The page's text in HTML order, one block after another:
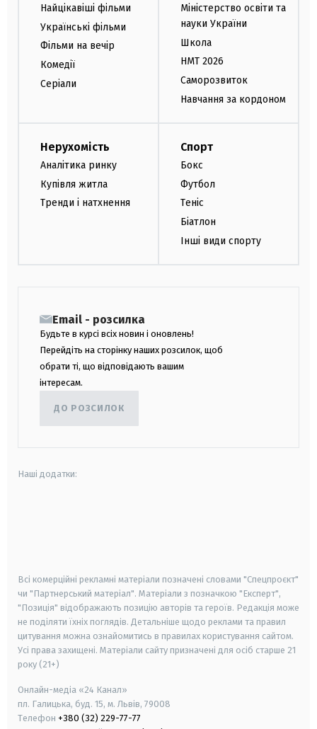
Найцікавіші фільми
Українські фільми
Фільми на вечір
Комедії
Серіали
Міністерство освіти та
науки України
Школа
НМТ 2026
Саморозвиток
Навчання за кордоном
Нерухомість
Аналітика ринку
Купівля житла
Тренди і натхнення
Спорт
Бокс
Футбол
Теніс
Біатлон
Інші види спорту
Email - розсилка
Будьте в курсі всіх новин і оновлень!
Перейдіть на сторінку наших розсилок, щоб
обрати ті, що відповідають вашим
інтересам.
ДО РОЗСИЛОК
Наші додатки:
Всі комерційні рекламні матеріали позначені словами "Спецпроєкт"
чи "Партнерський матеріал". Матеріали з позначкою "Експерт",
"Позиція" відображають позицію авторів та героїв. Редакція може
не поділяти їхніх поглядів. Детальніше щодо реклами та правил
цитування можна ознайомитись в правилах користування сайтом.
Усі права захищені. Матеріали сайту призначені для осіб старше 21
року (21+)
Онлайн-медіа «24 Канал»
пл. Галицька, буд. 15, м. Львів, 79008
Телефон +380 (32) 229-77-77